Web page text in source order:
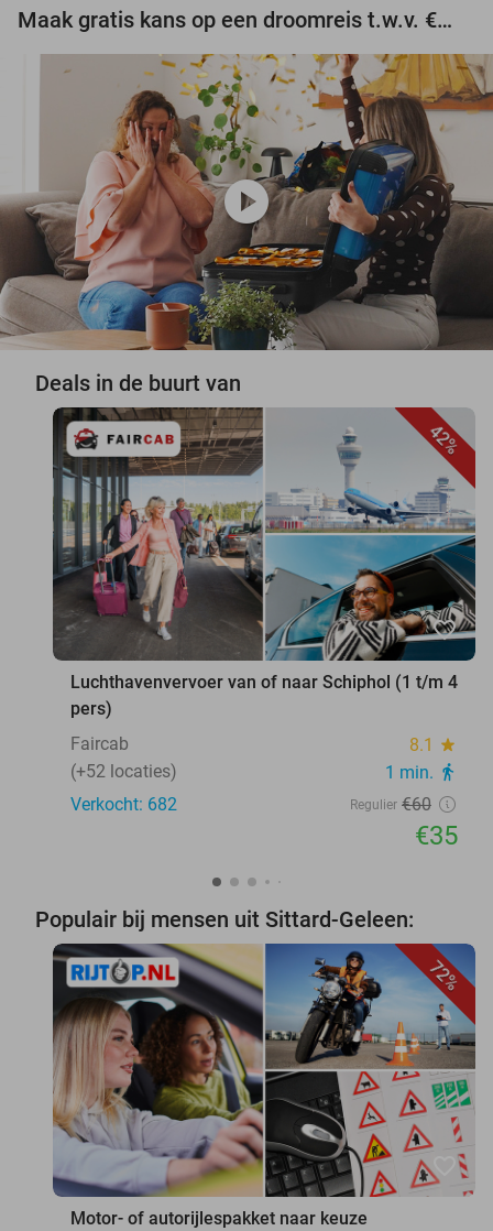
Maak gratis kans op een droomreis t.w.v. €3.000!
play_circle
Deals in de buurt van
42%
favorite_border
Luchthavenvervoer van of naar Schiphol (1 t/m 4
pers)
Faircab
8.1 star
(+52 locaties) 1 min. directions_walk
Verkocht: 682 Regulier €60
€35
Populair bij mensen uit Sittard-Geleen:
72%
favorite_border
Motor- of autorijlespakket naar keuze